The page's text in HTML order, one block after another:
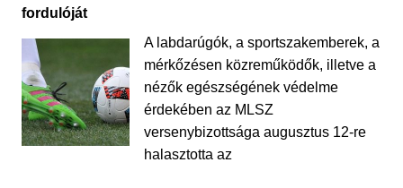
fordulóját
A labdarúgók, a sportszakemberek, a
mérkőzésen közreműködők, illetve a
nézők egészségének védelme
érdekében az MLSZ
versenybizottsága augusztus 12-re
halasztotta az